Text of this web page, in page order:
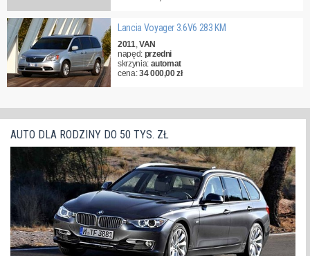
Lancia Voyager 3.6V6 283 KM
2011,VAN
napęd: przedni
skrzynia: automat
cena:34 000,00 zł
AUTO DLA RODZINY DO 50 TYS. ZŁ